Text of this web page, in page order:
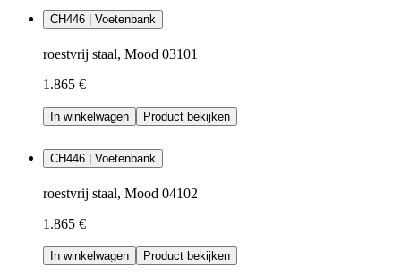
CH446 | Voetenbank
roestvrij staal, Mood 03101
1.865 €
In winkelwagen Product bekijken
CH446 | Voetenbank
roestvrij staal, Mood 04102
1.865 €
In winkelwagen Product bekijken